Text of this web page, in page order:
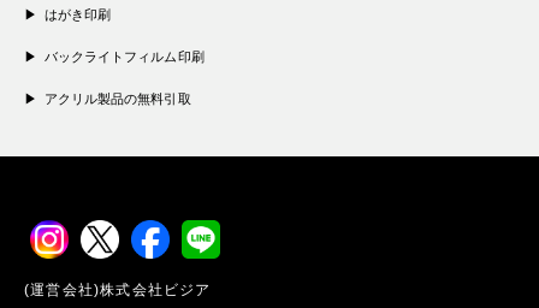
はがき印刷
バックライトフィルム印刷
アクリル製品の無料引取
(運営会社)株式会社ビジア